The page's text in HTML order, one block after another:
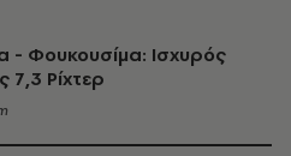
- Φουκουσίμα: Ισχυρός
7,3 Ρίχτερ